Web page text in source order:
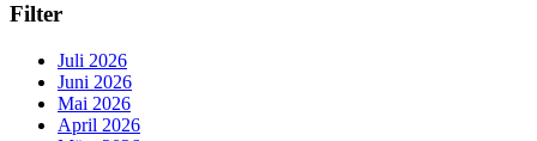
Filter
Juli 2026
Juni 2026
Mai 2026
April 2026